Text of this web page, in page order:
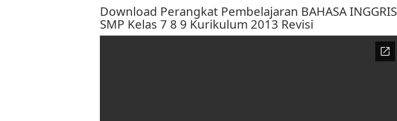
Download Perangkat Pembelajaran BAHASA INGGRIS
SMP Kelas 7 8 9 Kurikulum 2013 Revisi